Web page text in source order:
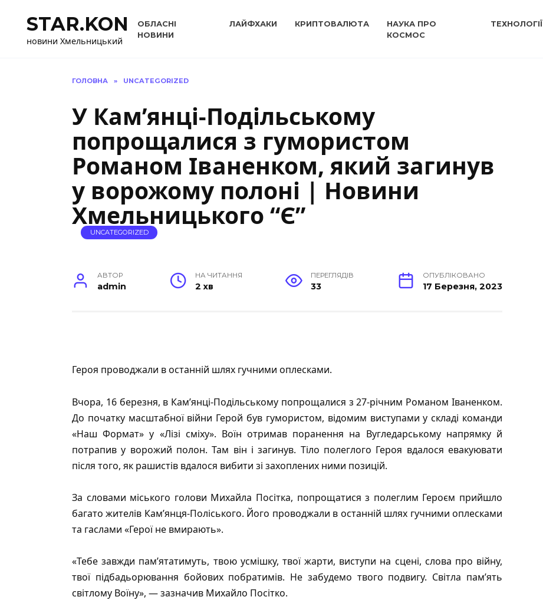
вмістуSTAR.KON
новини Хмельницький
ОБЛАСНІ
НОВИНИ
ЛАЙФХАКИ КРИПТОВАЛЮТА
НАУКА ПРО
КОСМОС
ТЕХНОЛОГІЇ
ГОЛОВНА » UNCATEGORIZED
У Кам’янці-Подільському
попрощалися з гумористом
Романом Іваненком, який загинув
у ворожому полоні | Новини
Хмельницького “Є”
UNCATEGORIZED
АВТОР
admin
НА ЧИТАННЯ
2 хв
ПЕРЕГЛЯДІВ
33
ОПУБЛІКОВАНО
17 Березня, 2023
Героя проводжали в останній шлях гучними оплесками.
Вчора, 16 березня, в Кам’янці-Подільському попрощалися з 27-річним Романом Іваненком.
До початку масштабної війни Герой був гумористом, відомим виступами у складі команди
«Наш Формат» у «Лізі сміху». Воїн отримав поранення на Вугледарському напрямку й
потрапив у ворожий полон. Там він і загинув. Тіло полеглого Героя вдалося евакуювати
після того, як рашистів вдалося вибити зі захоплених ними позицій.
За словами міського голови Михайла Посітка, попрощатися з полеглим Героєм прийшло
багато жителів Кам’янця-Поліського. Його проводжали в останній шлях гучними оплесками
та гаслами «Герої не вмирають».
«Тебе завжди пам’ятатимуть, твою усмішку, твої жарти, виступи на сцені, слова про війну,
твої підбадьорювання бойових побратимів. Не забудемо твого подвигу. Світла пам’ять
світлому Воїну», — зазначив Михайло Посітко.